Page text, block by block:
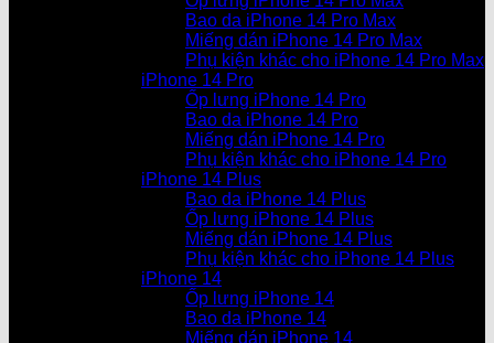
Bao da iPhone 14 Pro Max
Miếng dán iPhone 14 Pro Max
Phụ kiện khác cho iPhone 14 Pro Max
iPhone 14 Pro
Ốp lưng iPhone 14 Pro
Bao da iPhone 14 Pro
Miếng dán iPhone 14 Pro
Phụ kiện khác cho iPhone 14 Pro
iPhone 14 Plus
Bao da iPhone 14 Plus
Ốp lưng iPhone 14 Plus
Miếng dán iPhone 14 Plus
Phụ kiện khác cho iPhone 14 Plus
iPhone 14
Ốp lưng iPhone 14
Bao da iPhone 14
Miếng dán iPhone 14